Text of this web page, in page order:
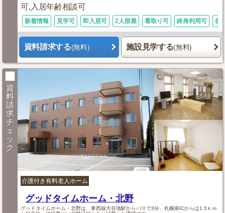
可,入居年齢相談可
新着情報 見学可 即入居可 2人部屋 看取り可 終身利用可 個
資料請求する(無料) 施設見学する(無料)
資
料
請
求
チ
ェ
ッ
ク
介護付き有料老人ホーム
グッドタイムホーム・北野
グッドタイムホーム・北野は、東西線大谷地駅からバスで3分、札幌南ICからは1.5ｋｍ